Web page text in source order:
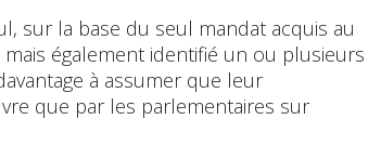
sur la base du seul mandat acquis au
également identifié un ou plusieurs
à assumer que leur
que par les parlementaires sur